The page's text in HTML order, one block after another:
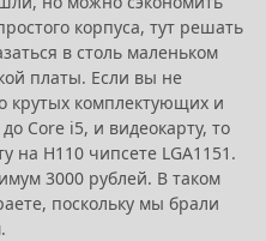
корпуса, тут решать
в столь маленьком
платы. Если вы не
крутых комплектующих и
Core i5, и видеокарту, то
на H110 чипсете LGA1151.
3000 рублей. В таком
поскольку мы брали